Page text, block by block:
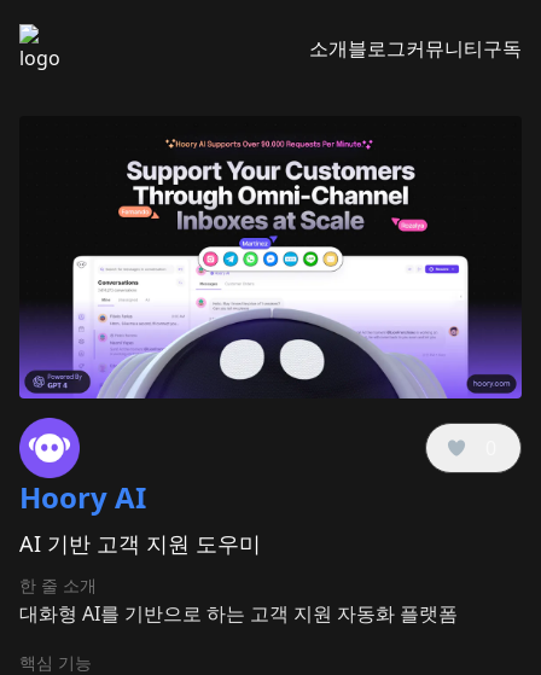
소개블로그커뮤니티구독
Hoory AI
AI 기반 고객 지원 도우미
한 줄 소개
대화형 AI를 기반으로 하는 고객 지원 자동화 플랫폼
핵심 기능